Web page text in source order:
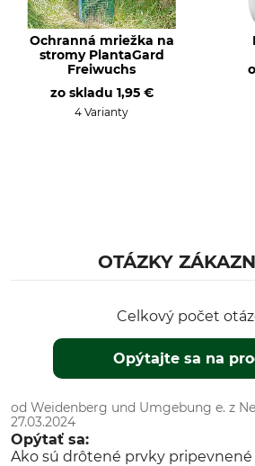
Ochranná mriežka na
stromy PlantaGard
Freiwuchs
zo skladu 1,95 €
4 Varianty
OTÁZKY
Celkový počet
Opýtajte sa na
od Weidenberg und Umgebung e. z
27.03.2024
Opýtať sa:
Ako sú drôtené prvky pripevnené